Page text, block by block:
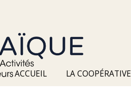
ACCUEIL LA COOPÉRATIVE